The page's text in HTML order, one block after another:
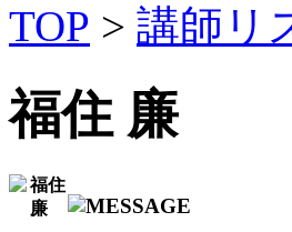
TOP > 講師リ
福住 廉